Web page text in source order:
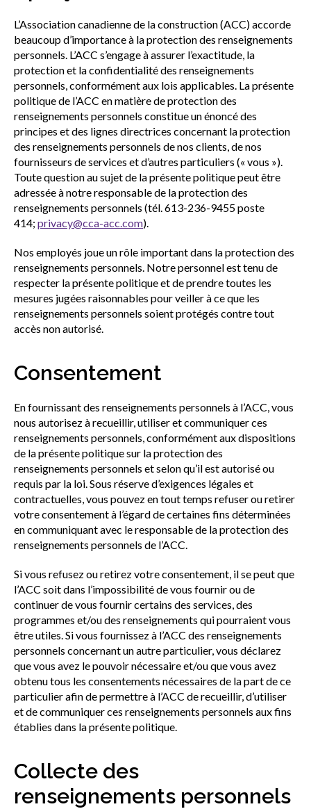
Sceau d’or
Show
Événements
menu
L’Association canadienne de la construction (ACC) accorde
beaucoup d’importance à la protection des renseignements
personnels. L’ACC s’engage à assurer l’exactitude, la
protection et la confidentialité des renseignements
personnels, conformément aux lois applicables. La présente
politique de l’ACC en matière de protection des
renseignements personnels constitue un énoncé des
principes et des lignes directrices concernant la protection
des renseignements personnels de nos clients, de nos
fournisseurs de services et d’autres particuliers (« vous »).
Toute question au sujet de la présente politique peut être
adressée à notre responsable de la protection des
renseignements personnels (tél. 613-236-9455 poste
414; privacy@cca-acc.com).
Nos employés joue un rôle important dans la protection des
renseignements personnels. Notre personnel est tenu de
respecter la présente politique et de prendre toutes les
mesures jugées raisonnables pour veiller à ce que les
renseignements personnels soient protégés contre tout
accès non autorisé.
Consentement
En fournissant des renseignements personnels à l’ACC, vous
nous autorisez à recueillir, utiliser et communiquer ces
renseignements personnels, conformément aux dispositions
de la présente politique sur la protection des
renseignements personnels et selon qu’il est autorisé ou
requis par la loi. Sous réserve d’exigences légales et
contractuelles, vous pouvez en tout temps refuser ou retirer
votre consentement à l’égard de certaines fins déterminées
en communiquant avec le responsable de la protection des
renseignements personnels de l’ACC.
Si vous refusez ou retirez votre consentement, il se peut que
l’ACC soit dans l’impossibilité de vous fournir ou de
continuer de vous fournir certains des services, des
programmes et/ou des renseignements qui pourraient vous
être utiles. Si vous fournissez à l’ACC des renseignements
personnels concernant un autre particulier, vous déclarez
que vous avez le pouvoir nécessaire et/ou que vous avez
obtenu tous les consentements nécessaires de la part de ce
particulier afin de permettre à l’ACC de recueillir, d’utiliser
et de communiquer ces renseignements personnels aux fins
établies dans la présente politique.
Collecte des
renseignements personnels